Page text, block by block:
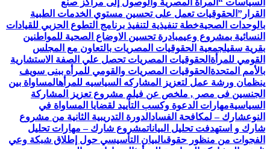
القرار” الحقوقيات تعمل على تحسين مستوي الخدمات الطبية
بالوحدات الصحيةخطة تنفيذية لتنفيذ برنامج التطوع الحزبي للقيادات
النسائية بمشروع وعيمبادرة تحسين الاوضاع الصحية للمواطنين
بقرية سقيلجمعية الحقوقيات المصريات بالتعاون مع المجلس
القومي للمرأة الحقوقيات المصريات تحصل علي الصفة الاستشارية
بالأمم المتحدة الحقوقيات المصريات والقومي للمرأه ببنى سويف
ينظمان ورشة عمل لتعزيز المشاركه السياسيه للمرأهالمساواة بين
الجنسين فى مصر , ملخص عن فيلم مشروع تعزيز المشاركة
السياسيةمهارات الدعوة وكسب التأييد لقضايا المساواة في
النوعشارك – لمكافحة الفساد الدورة التدريبية الثانية من مشروع
شارك و استهدفت تحليل البياناتمشروع شارك – مهارات تحليل
الفجوات من منظور حقوقىالبيان التأسيسي حول إطلاق شبكة وعي